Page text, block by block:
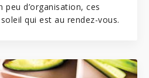
d’organisation, ces
qui est au rendez-vous.